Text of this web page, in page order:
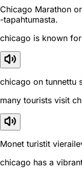
Chicago Marathon
-tapahtumasta.
chicago is known
chicago on tunnettu
many tourists visit
Monet turistit
chicago has a